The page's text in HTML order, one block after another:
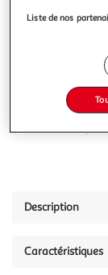
Retrait
219,90€
dont 2,62€ d'éco part.
Description
Caractéristiques
Liste de nos